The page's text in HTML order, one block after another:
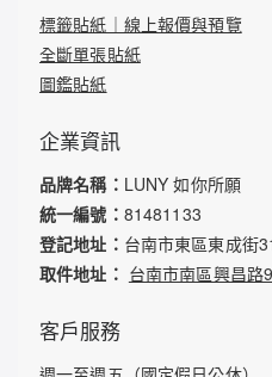
標籤貼紙｜線上報價與預覽
全斷單張貼紙
圖鑑貼紙
企業資訊
品牌名稱： LUNY 如你所願
統一編號： 81481133
登記地址： 台南市東區東成街
取件地址： 台南市南區興昌路
客戶服務